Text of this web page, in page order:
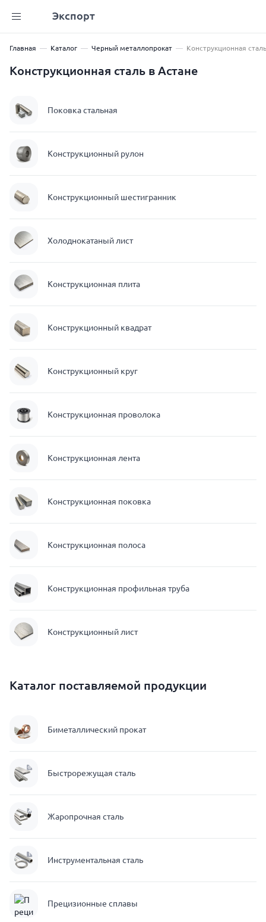
Экспорт
Главная Каталог Черный металлопрокат Конструкционная сталь
Конструкционная сталь в Астане
Поковка стальная
Конструкционный рулон
Конструкционный шестигранник
Холоднокатаный лист
Конструкционная плита
Конструкционный квадрат
Конструкционный круг
Конструкционная проволока
Конструкционная лента
Конструкционная поковка
Конструкционная полоса
Конструкционная профильная труба
Конструкционный лист
Каталог поставляемой продукции
Биметаллический прокат
Быстрорежущая сталь
Жаропрочная сталь
Инструментальная сталь
Прецизионные сплавы